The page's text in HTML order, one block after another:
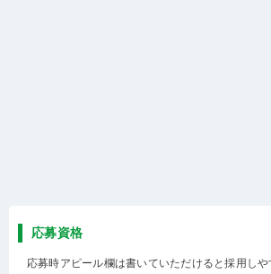
応募資格
応募時アピール欄は書いていただけると採用しや